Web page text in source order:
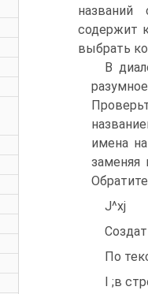
названий
содержит
выбрать
В
имена
заменяя
Обратите
J^xj
По
I ;в